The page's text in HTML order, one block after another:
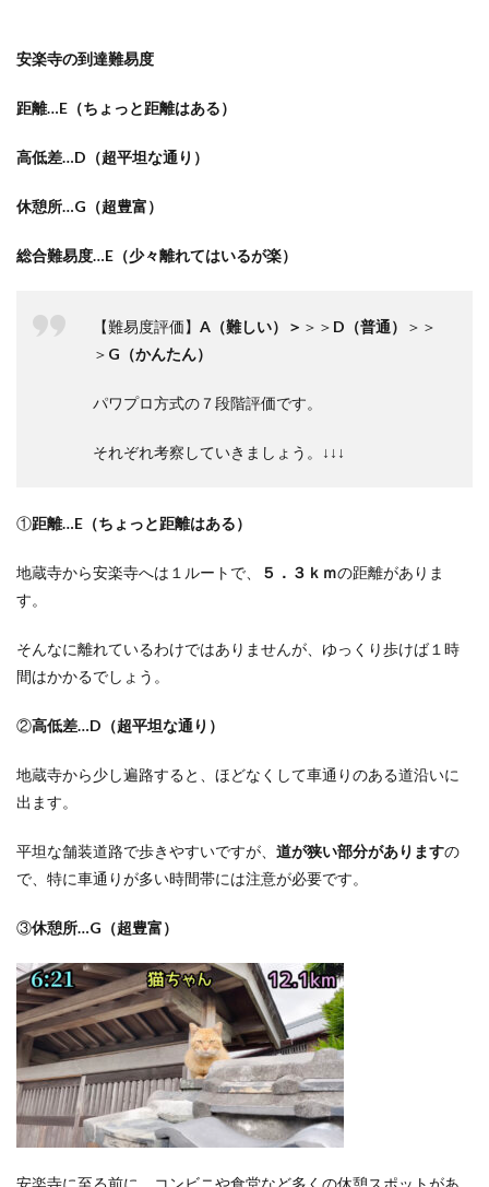
安楽寺の到達難易度
距離…E （ちょっと距離はある）
高低差…D （超平坦な通り）
休憩所…G （超豊富）
総合難易度…E （少々離れてはいるが楽）
【難易度評価】 A （難しい）＞ ＞＞ D （普通）
＞＞
＞ G （かんたん）
パワプロ方式の７段階評価です。
それぞれ考察していきましょう。↓↓↓
①距離…E （ちょっと距離はある）
地蔵寺から安楽寺へは１ルートで、 ５．３ｋｍの距離がありま
す。
そんなに離れているわけではありませんが、ゆっくり歩けば１時
間はかかるでしょう。
②高低差…D （超平坦な通り）
地蔵寺から少し遍路すると、ほどなくして車通りのある道沿いに
出ます。
平坦な舗装道路で歩きやすいですが、 道が狭い部分がありますの
で、特に車通りが多い時間帯には注意が必要です。
③休憩所…G （超豊富）
安楽寺に至る前に、コンビニや食堂など多くの休憩スポットがあ